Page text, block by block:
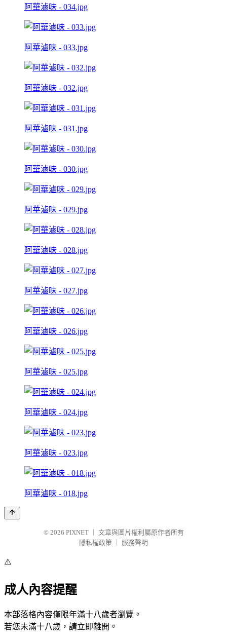
阿華滷味 - 034.jpg
阿華滷味 - 033.jpg
阿華滷味 - 032.jpg
阿華滷味 - 031.jpg
阿華滷味 - 030.jpg
阿華滷味 - 029.jpg
阿華滷味 - 028.jpg
阿華滷味 - 027.jpg
阿華滷味 - 026.jpg
阿華滷味 - 025.jpg
阿華滷味 - 024.jpg
阿華滷味 - 023.jpg
阿華滷味 - 018.jpg
© 2026 PIXNET
文章與圖片權利屬原作者所有
隱私權政策
服務聲明
⚠️
成人內容提醒
本部落格內容僅限年滿十八歲者瀏覽。
若您未滿十八歲，請立即離開。